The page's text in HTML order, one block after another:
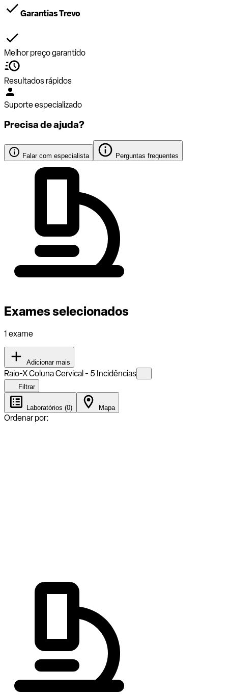
Garantias Trevo
Melhor preço garantido
Resultados rápidos
Suporte especializado
Precisa de ajuda?
Falar com especialista Perguntas frequentes
Exames selecionados
1 exame
Adicionar mais
Raio-X Coluna Cervical - 5 Incidências
Filtrar
Laboratórios (0) Mapa
Ordenar por: